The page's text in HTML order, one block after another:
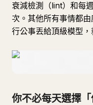
衰減檢測（lint）和每
次。其他所有事情都
行公事丟給頂級模型
你不必每天選擇「